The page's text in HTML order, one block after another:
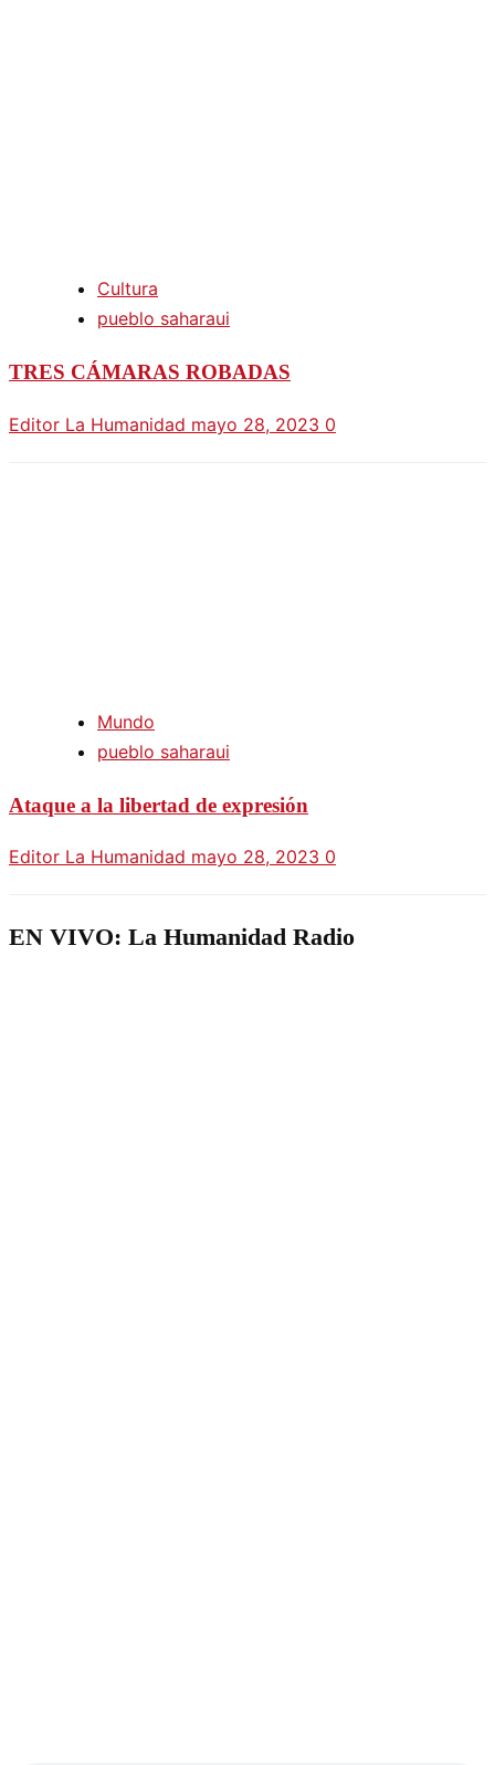
Cultura
pueblo saharaui
TRES CÁMARAS ROBADAS
Editor La Humanidad mayo 28, 2023 0
Mundo
pueblo saharaui
Ataque a la libertad de expresión
Editor La Humanidad mayo 28, 2023 0
EN VIVO: La Humanidad Radio